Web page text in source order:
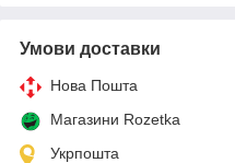
Умови доставки
Нова Пошта
Магазини Rozetka
Укрпошта